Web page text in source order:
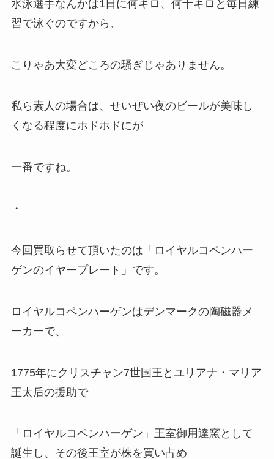
水泳選手なんかは1日に何キロ、何十キロと毎日練
習で泳ぐのですから、
こりゃあ大変どころの騒ぎじゃありません。
私ら素人の場合は、せいぜい夜のビールが美味し
くなる程度にホドホドにが
一番ですね。
・
今回買取らせて頂いたのは「ロイヤルコペンハー
ゲンのイヤープレート」です。
ロイヤルコペンハーゲンはデンマークの陶磁器メ
ーカーで、
1775年にクリスチャン7世国王とユリアナ・マリア
王太后の援助で
「ロイヤルコペンハーゲン」王室御用達窯として
誕生し、その後王室が株を買い占め